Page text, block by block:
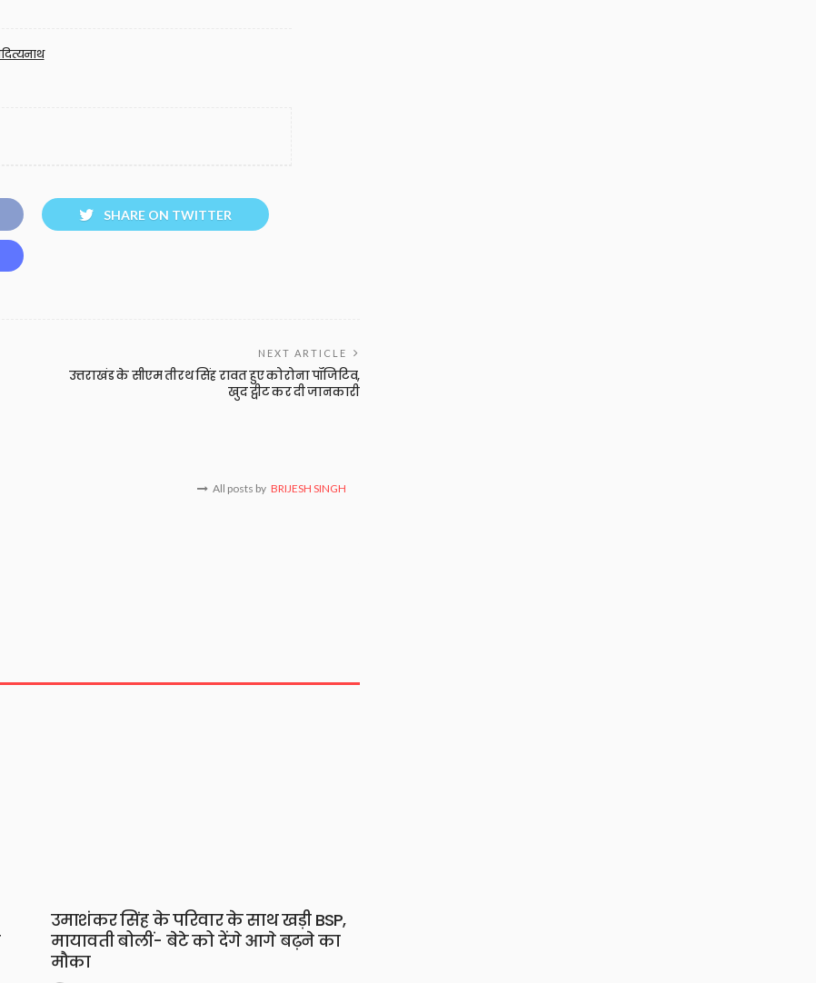
SHARE ON TWITTER
NEXT ARTICLE
उत्तराखंड के सीएम तीरथ सिंह रावत हुए कोरोना पॉजिटिव,
खुद ट्वीट कर दी जानकारी
All posts by BRIJESH SINGH
उमाशंकर सिंह के परिवार के साथ खड़ी BSP,
मायावती बोलीं- बेटे को देंगे आगे बढ़ने का
मौका